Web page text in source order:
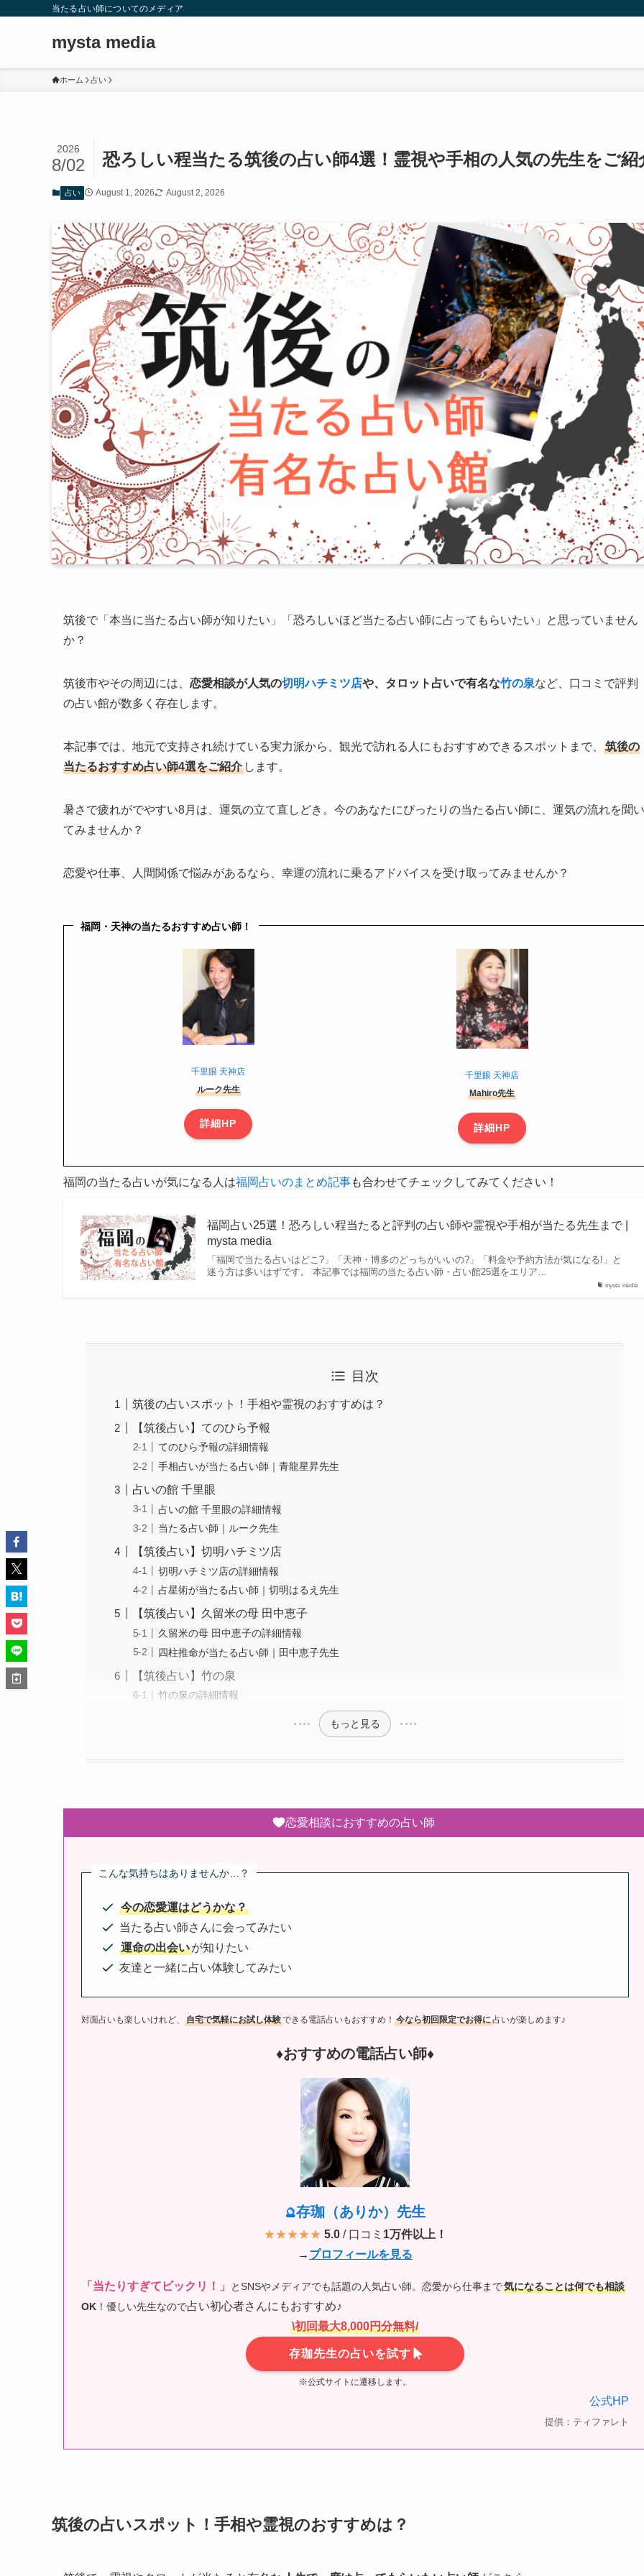
当たる占い師についてのメディア
mysta media
ホーム 占い
恐ろしい程当たる筑後の占い師4選！霊視や手相の人気の先生をご紹
2026
8/02
占い August 1, 2026 August 2, 2026
筑後で「本当に当たる占い師が知りたい」「恐ろしいほど当たる占い師に占ってもらいたい」と思っていません
か？
筑後市やその周辺には、 恋愛相談が人気の切明ハチミツ店や、タロット占いで有名な竹の泉など、口コミで評判
の占い館が数多く存在します。
本記事では、地元で支持され続けている実力派から、観光で訪れる人にもおすすめできるスポットまで、
筑後の
当たるおすすめ占い師4選をご紹介 します。
暑さで疲れがでやすい8月は、運気の立て直しどき。今のあなたにぴったりの当たる占い師に、運気の流れを聞い
てみませんか？
恋愛や仕事、人間関係で悩みがあるなら、幸運の流れに乗るアドバイスを受け取ってみませんか？
福岡・天神の当たるおすすめ占い師！
千里眼 天神店
ルーク先生
詳細HP
千里眼 天神店
Mahiro先生
詳細HP
福岡の当たる占いが気になる人は福岡占いのまとめ記事も合わせてチェックしてみてください！
mysta media
福岡占い25選！恐ろしい程当たると評判の占い師や霊視や手相が当たる先生まで |
mysta media
「福岡で当たる占いはどこ?」「天神・博多のどっちがいいの?」「料金や予約方法が気になる!」と
迷う方は多いはずです。 本記事では福岡の当たる占い師・占い館25選をエリア…
目次
筑後の占いスポット！手相や霊視のおすすめは？
【筑後占い】てのひら予報
てのひら予報の詳細情報
手相占いが当たる占い師｜青龍星昇先生
占いの館 千里眼
占いの館 千里眼の詳細情報
当たる占い師｜ルーク先生
【筑後占い】切明ハチミツ店
切明ハチミツ店の詳細情報
占星術が当たる占い師｜切明はるえ先生
【筑後占い】久留米の母 田中恵子
久留米の母 田中恵子の詳細情報
四柱推命が当たる占い師｜田中恵子先生
【筑後占い】竹の泉
竹の泉の詳細情報
もっと見る
恋愛相談におすすめの占い師
こんな気持ちはありませんか…？
今の恋愛運はどうかな？
当たる占い師さんに会ってみたい
運命の出会いが知りたい
友達と一緒に占い体験してみたい
対面占いも楽しいけれど、 自宅で気軽にお試し体験できる電話占いもおすすめ！ 今なら初回限定でお得に 占いが楽しめます♪
♦︎おすすめの電話占い師♦︎
🔮存珈（ありか）先生
★★★★★ 5.0/ 口コミ 1万件以上！
→ プロフィールを見る
「当たりすぎてビックリ！」 とSNSやメディアでも話題の人気占い師。恋愛から仕事まで気になることは何でも相談
OK ！優しい先生なので占い初心者さんにもおすすめ♪
\初回最大8,000円分無料/
存珈先生の占いを試す
※公式サイトに遷移します。
公式HP
提供：ティファレト
筑後の占いスポット！手相や霊視のおすすめは？